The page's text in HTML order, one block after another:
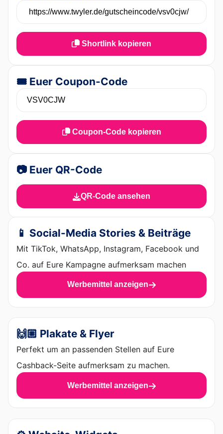
Shortlink kopieren
🎟️ Euer Coupon-Code
Coupon-Code kopieren
📷 Euer QR-Code
QR-Code ansehen
📱 Social-Media Stories & Beiträge
Mit TikTok, WhatsApp, Instagram, Facebook und
Co. auf Eure Kampagne aufmerksam machen
Werbemittel anzeigen
🙌🏼 Plakate & Flyer
Perfekt um an passenden Stellen auf Eure
Cashback-Seite aufmerksam zu machen.
Werbemittel anzeigen